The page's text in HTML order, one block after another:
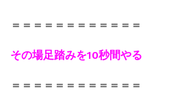
＝＝＝＝＝＝＝＝＝＝＝＝
その場足踏みを10秒間やる
＝＝＝＝＝＝＝＝＝＝＝＝